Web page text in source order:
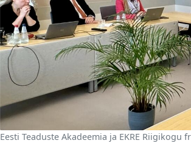
Eesti Teaduste Akadeemia ja EKRE